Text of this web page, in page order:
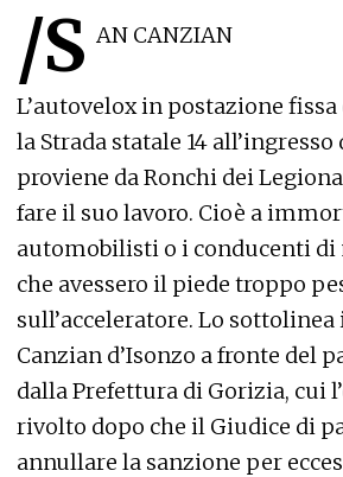
/S AN CANZIAN
L’autovelox in postazione
la Strada statale 14
proviene da Ronchi dei
fare il suo lavoro. Cioè a
automobilisti o i conducenti
che avessero il piede troppo
sull’acceleratore. Lo sottolinea
Canzian d’Isonzo a fronte del
dalla Prefettura di Gorizia, cui
rivolto dopo che il Giudice di
annullare la sanzione per